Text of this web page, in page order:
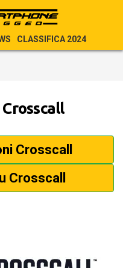
CLASSIFICA 2024
Crosscall
Crosscall